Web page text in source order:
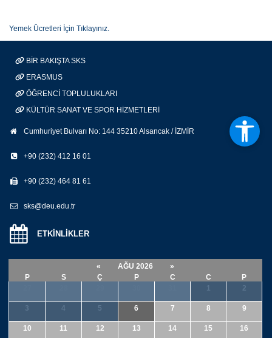
Yemek Ücretleri İçin Tıklayınız.
BİR BAKIŞTA SKS
ERASMUS
ÖĞRENCİ TOPLULUKLARI
KÜLTÜR SANAT VE SPOR HİZMETLERİ
Cumhuriyet Bulvarı No: 144 35210 Alsancak / İZMİR
+90 (232) 412 16 01
+90 (232) 464 81 61
sks@deu.edu.tr
ETKİNLİKLER
« AĞU 2026
»
P
S Ç P C C
P
1 2
3 4 5 6 7 8 9
10 11 12 13 14 15 16